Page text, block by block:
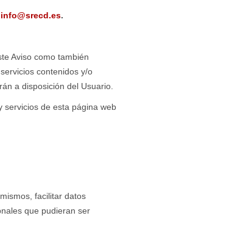
info@srecd.es.
Aviso como también
contenidos y/o
a disposición del Usuario.
servicios de esta página web
facilitar datos
que pudieran ser